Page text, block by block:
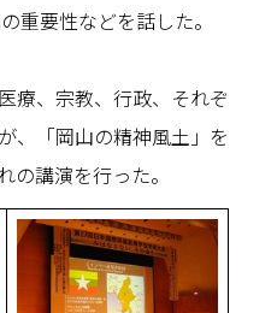
重要性などを話した。
療、宗教、行政、それぞ
、「岡山の精神風土」を
の講演を行った。